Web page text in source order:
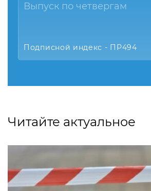
Выпуск по четвергам
Подписной индекс - ПР494
Читайте актуальное